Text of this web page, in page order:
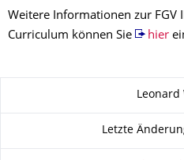
Weitere Informationen zur FGV
Curriculum können Sie
hier
Leonard
Letzte